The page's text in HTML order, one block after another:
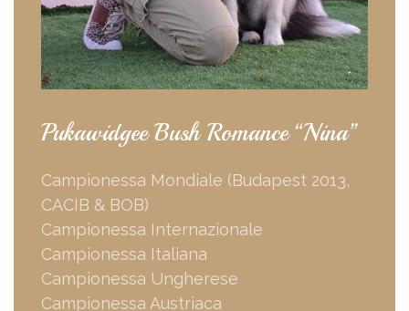
Pukawidgee Bush Romance “Nina”
Campionessa Mondiale (Budapest 2013,
CACIB & BOB)
Campionessa Internazionale
Campionessa Italiana
Campionessa Ungherese
Campionessa Austriaca